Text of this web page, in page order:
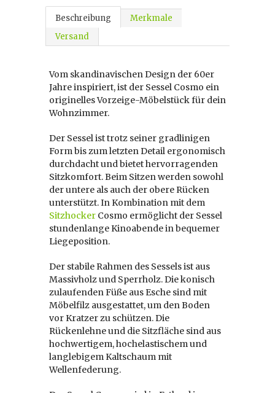
Beschreibung
Merkmale
Versand
Vom skandinavischen Design der 60er
Jahre inspiriert, ist der Sessel Cosmo ein
originelles Vorzeige-Möbelstück für dein
Wohnzimmer.
Der Sessel ist trotz seiner gradlinigen
Form bis zum letzten Detail ergonomisch
durchdacht und bietet hervorragenden
Sitzkomfort. Beim Sitzen werden sowohl
der untere als auch der obere Rücken
unterstützt. In Kombination mit dem
Sitzhocker Cosmo ermöglicht der Sessel
stundenlange Kinoabende in bequemer
Liegeposition.
Der stabile Rahmen des Sessels ist aus
Massivholz und Sperrholz. Die konisch
zulaufenden Füße aus Esche sind mit
Möbelfilz ausgestattet, um den Boden
vor Kratzer zu schützen. Die
Rückenlehne und die Sitzfläche sind aus
hochwertigem, hochelastischem und
langlebigem Kaltschaum mit
Wellenfederung.